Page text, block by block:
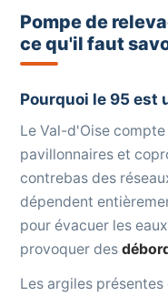
Pompe de
ce qu'il faut
Pourquoi le 95 est
Le Val-d'Oise
pavillonnaires et
contrebas des
dépendent
pour évacuer les
provoquer des
Les argiles